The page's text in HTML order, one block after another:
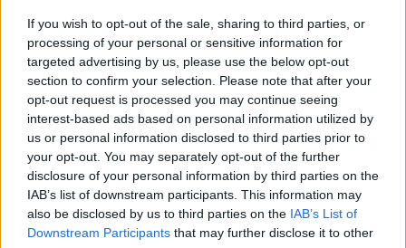
If you wish to opt-out of the sale, sharing to third parties, or
processing of your personal or sensitive information for
targeted advertising by us, please use the below opt-out
section to confirm your selection. Please note that after your
opt-out request is processed you may continue seeing
interest-based ads based on personal information utilized by
us or personal information disclosed to third parties prior to
your opt-out. You may separately opt-out of the further
disclosure of your personal information by third parties on the
IAB’s list of downstream participants. This information may
also be disclosed by us to third parties on the IAB’s List of
Downstream Participants that may further disclose it to other
28 Maggio alle ore 10:43
·Ti stimo·Rispondi
ColosseoQuadrato :èunbelprobblema!!!
1
·Ti stimo·Rispondi
CapitanFracassa :buona serata 🥂🥂 Elek
1
28 Maggio alle ore 20:14